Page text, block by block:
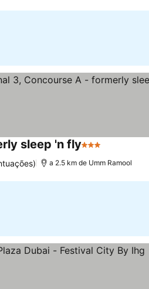
sleep 'n fly3 Estrelas
a 2.5 km de Umm Ramool